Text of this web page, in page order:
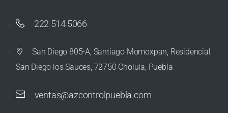
222 514 5066
San Diego 805-A, Santiago Momoxpan, Residencial
San Diego los Sauces, 72750 Cholula, Puebla
ventas@azcontrolpuebla.com